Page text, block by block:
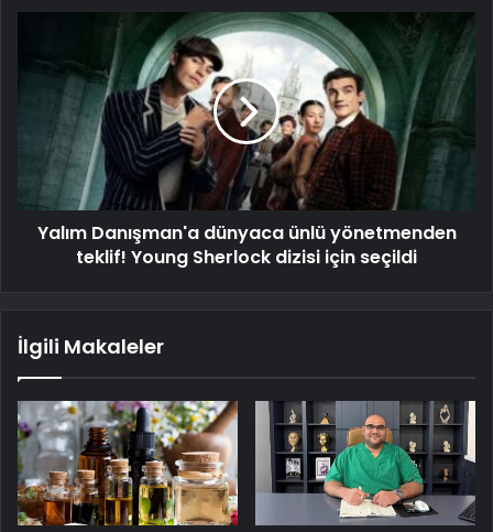
Yalım Danışman'a dünyaca ünlü yönetmenden
teklif! Young Sherlock dizisi için seçildi
İlgili Makaleler